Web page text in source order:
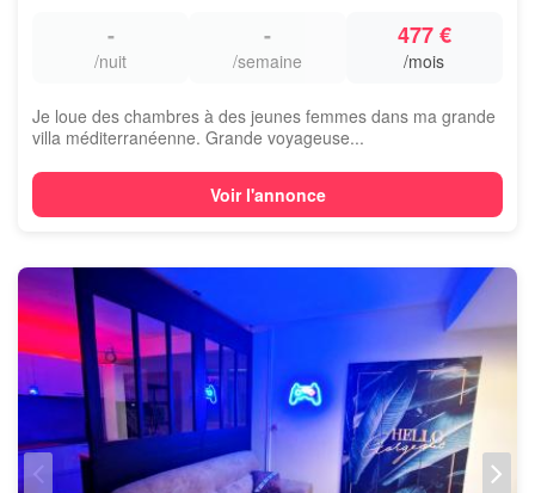
-
/nuit
-
/semaine
477 €
/mois
Je loue des chambres à des jeunes femmes dans ma grande
villa méditerranéenne. Grande voyageuse...
Voir l'annonce